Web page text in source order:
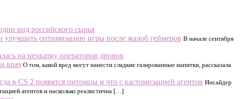
вид российского сырья
оптимизацию игры после жалоб геймеров В начале сентября
на нехватку операторов дронов
врач О том, какой вред могут нанести сладкие газированные напитки, рассказала
в CS 2 появятся питомцы и что с кастомизацией агентов Инсайдер
агентов и насколько реалистична […]